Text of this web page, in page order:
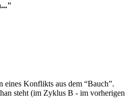
eines Konflikts aus dem “Bauch”.
steht (im Zyklus B - im vorherigen